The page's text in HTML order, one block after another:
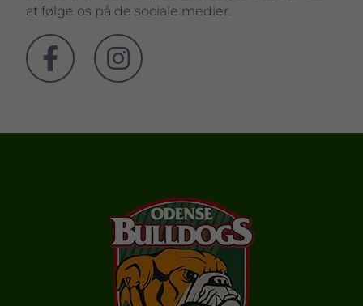
at følge os på de sociale medier.